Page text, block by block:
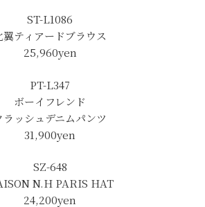
ST-L1086
翼ティアードブラウス
25,960yen
PT-L347
ボーイフレンド
ラッシュデニムパンツ
31,900yen
SZ-648
N.H PARIS HAT
24,200yen